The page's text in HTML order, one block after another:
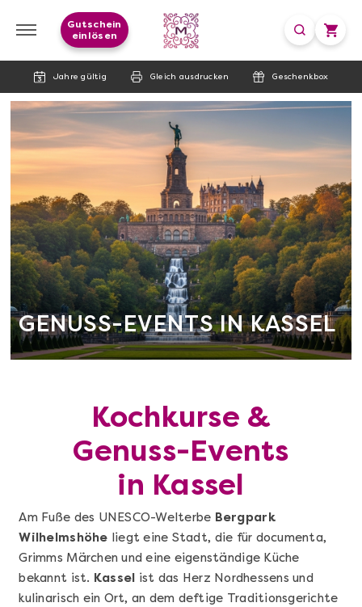
Jahre gültig Gleich ausdrucken Geschenkbox
Gutschein
einlösen
GENUSS-EVENTS IN KASSEL
Kochkurse &
Genuss-Events
in Kassel
Am Fuße des UNESCO-Welterbe Bergpark
Wilhelmshöhe liegt eine Stadt, die für documenta,
Grimms Märchen und eine eigenständige Küche
bekannt ist. Kassel ist das Herz Nordhessens und
kulinarisch ein Ort, an dem deftige Traditionsgerichte